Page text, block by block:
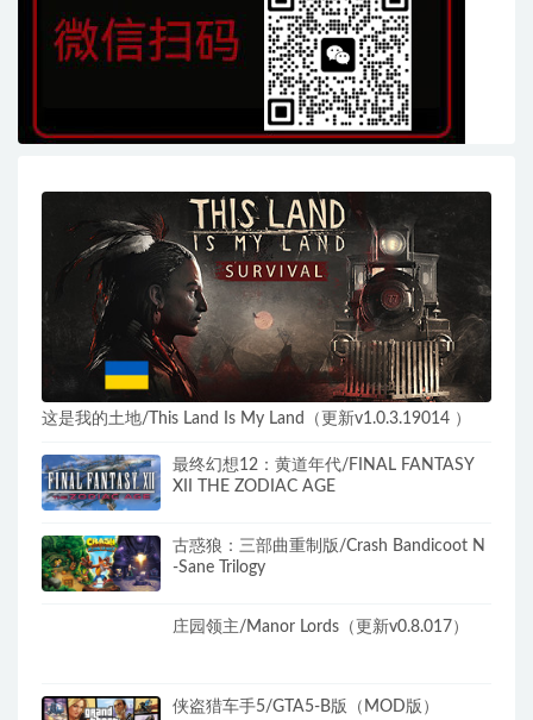
这是我的土地/This Land Is My Land（更新v1.0.3.19014 ）
最终幻想12：黄道年代/FINAL FANTASY
XII THE ZODIAC AGE
古惑狼：三部曲重制版/Crash Bandicoot N
-Sane Trilogy
庄园领主/Manor Lords（更新v0.8.017）
侠盗猎车手5/GTA5-B版（MOD版）